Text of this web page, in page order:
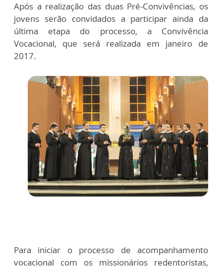
Após a realização das duas Pré-Convivências, os
jovens serão convidados a participar ainda da
última etapa do processo, a Convivência
Vocacional, que será realizada em janeiro de
2017.
Para iniciar o processo de acompanhamento
vocacional com os missionários redentoristas,